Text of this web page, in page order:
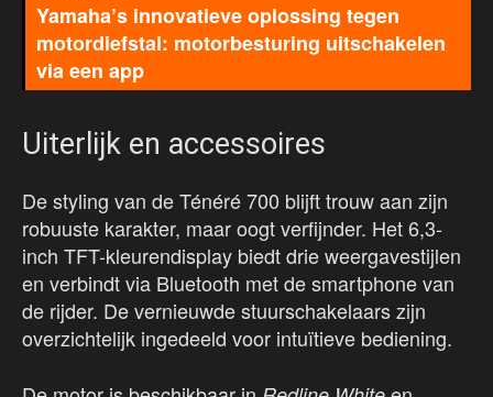
Yamaha’s innovatieve oplossing tegen
motordiefstal: motorbesturing uitschakelen
via een app
Uiterlijk en accessoires
De styling van de Ténéré 700 blijft trouw aan zijn
robuuste karakter, maar oogt verfijnder. Het 6,3-
inch TFT-kleurendisplay biedt drie weergavestijlen
en verbindt via Bluetooth met de smartphone van
de rijder. De vernieuwde stuurschakelaars zijn
overzichtelijk ingedeeld voor intuïtieve bediening.